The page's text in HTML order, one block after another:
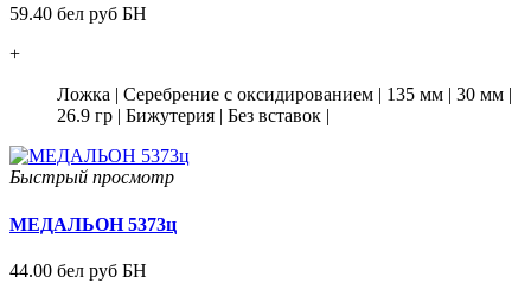
59.40 бел руб БН
+
Ложка | Серебрение с оксидированием | 135 мм | 30 мм |
26.9 гр | Бижутерия | Без вставок |
Быстрый просмотр
МЕДАЛЬОН 5373ц
44.00 бел руб БН